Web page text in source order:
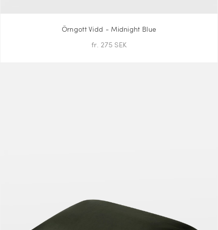
Örngott Vidd - Midnight Blue
fr. 275 SEK